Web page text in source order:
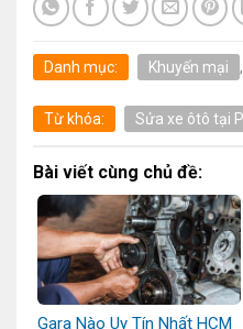
Danh mục: Khuyến mại ,
Từ khóa: Sửa xe ôtô tại
Bài viết cùng chủ đề:
Gara Nào Uy Tín Nhất HCM